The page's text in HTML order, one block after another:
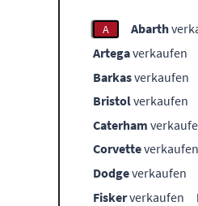
A Abarth
Artegaverkaufen
Barkasverkaufen
Bristolverkaufen
Caterham
Corvetteverkaufen
Dodgeverkaufen
Fiskerverkaufen